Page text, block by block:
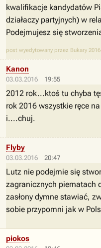
kwalifikacje kandydatów
działaczy partyjnych) w
Podejmujesz się
post wyedytowany przez Bukary
03.03.2016 19:55
Kanon
2012 rok...ktoś tu chyba
rok 2016 wszystkie ręce
i....chuj.
03.03.2016 20:47
Flyby
Lutz nie podejmie się
zagranicznych piernatach
zasłony dymne stawiać,
sobie przypomni jak w
piokos